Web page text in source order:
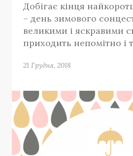
Добігає кінця
– день зимового
великими і яскравими
приходить непомітно і
21 Грудня, 2018